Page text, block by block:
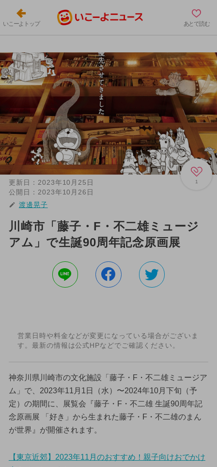
いこーよトップ あとで読む
1
更新日： 2023年10月25日
公開日： 2023年10月26日
渡邊晃子
川崎市「藤子・F・不二雄ミュージ
アム」で生誕90周年記念原画展
営業日時や料金などが変更になっている場合がございま
す。最新の情報は公式HPなどでご確認ください。
神奈川県川崎市の文化施設「藤子・F・不二雄ミュージア
ム」で、2023年11月1日（水）〜2024年10月下旬（予
定）の期間に、展覧会『藤子・F・不二雄 生誕90周年記
念原画展 「好き」から生まれた藤子・F・不二雄のまん
が世界』が開催されます。
【東京近郊】2023年11月のおすすめ！親子向けおでかけ